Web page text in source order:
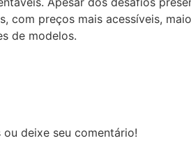
com preços mais acessíveis,
de modelos.
deixe seu comentário!